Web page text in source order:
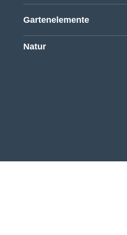
Gartenelemente
Natur